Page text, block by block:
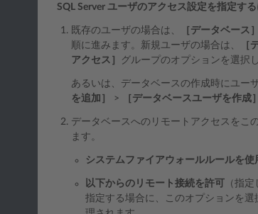
SQL Server ユーザのアクセス設定を指定する
既存のユーザの場合は、 ［データベース］
順に進みます。新規ユーザの場合は、
［
アクセス］
グループのオプションを選択
あるいは、データベースの作成時にユー
を追加］
> ［データベースユーザを作成］
データベースへのリモートアクセスをこ
ます。
システムファイアウォールルールを使
以下からのリモート接続を許可
（指
指定する場合に、このオプションを